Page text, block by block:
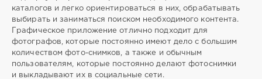
photoshop ,
редактор ,
изображений,
lightroom
каталогов и легко ориентироваться в них, обрабатывать
выбирать и заниматься поиском необходимого контента.
Графическое приложение отлично подходит для
фотографов, которые постоянно имеют дело с большим
количеством фото-снимков, а также и обычным
пользователям, которые постоянно делают фотоснимки
и выкладывают их в социальные сети.